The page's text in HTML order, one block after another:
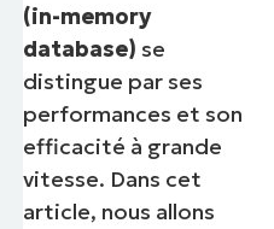
(in-memory
database) se
distingue par ses
performances et son
efficacité à grande
vitesse. Dans cet
article, nous allons